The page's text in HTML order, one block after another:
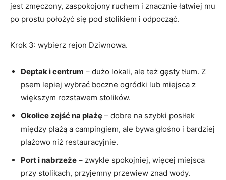
jest zmęczony, zaspokojony ruchem i znacznie łatwiej mu
po prostu położyć się pod stolikiem i odpocząć.
Krok 3: wybierz rejon Dziwnowa.
Deptak i centrum – dużo lokali, ale też gęsty tłum. Z
psem lepiej wybrać boczne ogródki lub miejsca z
większym rozstawem stolików.
Okolice zejść na plażę – dobre na szybki posiłek
między plażą a campingiem, ale bywa głośno i bardziej
plażowo niż restauracyjnie.
Port i nabrzeże – zwykle spokojniej, więcej miejsca
przy stolikach, przyjemny przewiew znad wody.